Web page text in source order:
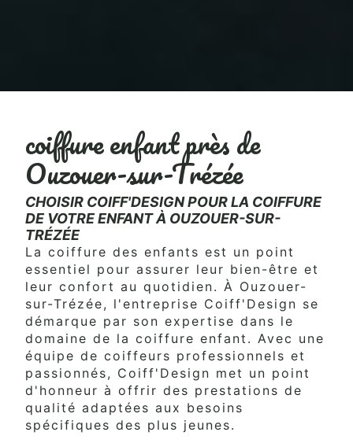
coiffure enfant près de
Ouzouer-sur-Trézée
CHOISIR COIFF'DESIGN POUR LA COIFFURE
DE VOTRE ENFANT À OUZOUER-SUR-
TRÉZÉE
La coiffure des enfants est un point
essentiel pour assurer leur bien-être et
leur confort au quotidien. À Ouzouer-
sur-Trézée, l'entreprise Coiff'Design se
démarque par son expertise dans le
domaine de la coiffure enfant. Avec une
équipe de coiffeurs professionnels et
passionnés, Coiff'Design met un point
d'honneur à offrir des prestations de
qualité adaptées aux besoins
spécifiques des plus jeunes.